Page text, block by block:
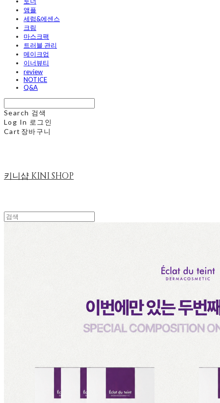
앰플
세럼&에센스
크림
마스크팩
트러블 관리
메이크업
이너뷰티
review
NOTICE
Q&A
Search 검색
Log In 로그인
Cart 장바구니
키니샵 KINI SHOP